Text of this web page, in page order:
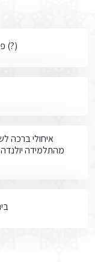
פנקס הפלוגה, המדבר המערבי 1942 (?)
איחולי ברכה
מהתלמידה יולנדה